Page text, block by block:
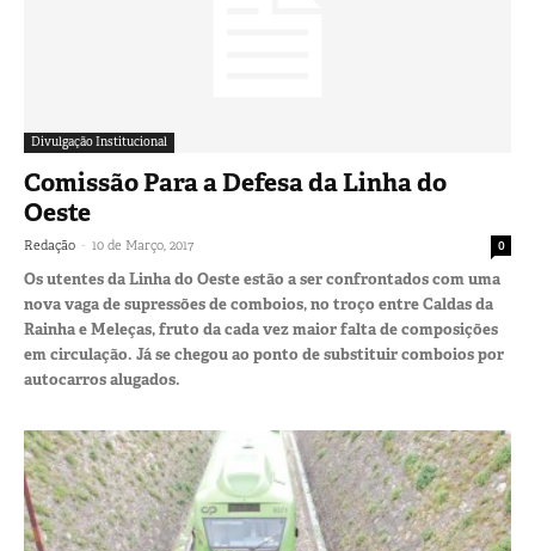
Divulgação Institucional
Comissão Para a Defesa da Linha do
Oeste
Redação - 10 de Março, 2017 0
Os utentes da Linha do Oeste estão a ser confrontados com uma
nova vaga de supressões de comboios, no troço entre Caldas da
Rainha e Meleças, fruto da cada vez maior falta de composições
em circulação. Já se chegou ao ponto de substituir comboios por
autocarros alugados.